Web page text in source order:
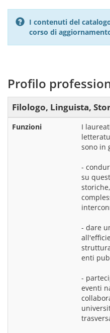
I contenuti del
corso di
Profilo
Filologo, Linguista,
Funzioni
I
sono in
-
su
- dare
enti
-
eventi